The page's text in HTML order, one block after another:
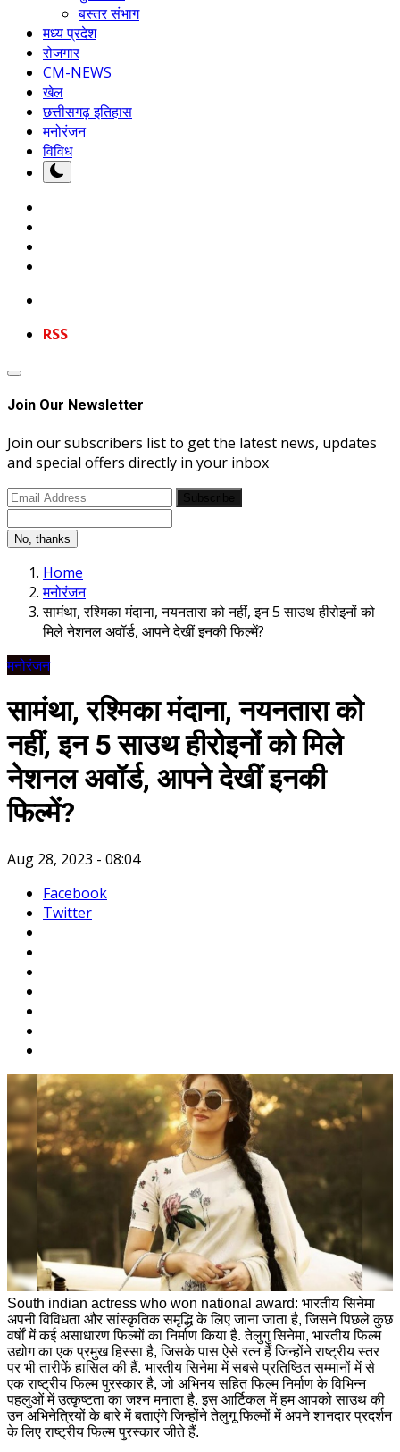
बस्तर संभाग
मध्य प्रदेश
रोजगार
CM-NEWS
खेल
छत्तीसगढ़ इतिहास
मनोरंजन
विविध
RSS
Join Our Newsletter
Join our subscribers list to get the latest news, updates
and special offers directly in your inbox
No, thanks
Home
मनोरंजन
सामंथा, रश्मिका मंदाना, नयनतारा को नहीं, इन 5 साउथ हीरोइनों को
मिले नेशनल अवॉर्ड, आपने देखीं इनकी फिल्में?
मनोरंजन
सामंथा, रश्मिका मंदाना, नयनतारा को
नहीं, इन 5 साउथ हीरोइनों को मिले
नेशनल अवॉर्ड, आपने देखीं इनकी
फिल्में?
Aug 28, 2023 - 08:04
Facebook
Twitter
South indian actress who won national award: भारतीय सिनेमा
अपनी विविधता और सांस्कृतिक समृद्धि के लिए जाना जाता है, जिसने पिछले कुछ
वर्षों में कई असाधारण फिल्मों का निर्माण किया है. तेलुगु सिनेमा, भारतीय फिल्म
उद्योग का एक प्रमुख हिस्सा है, जिसके पास ऐसे रत्न हैं जिन्होंने राष्ट्रीय स्तर
पर भी तारीफें हासिल की हैं. भारतीय सिनेमा में सबसे प्रतिष्ठित सम्मानों में से
एक राष्ट्रीय फिल्म पुरस्कार है, जो अभिनय सहित फिल्म निर्माण के विभिन्न
पहलुओं में उत्कृष्टता का जश्न मनाता है. इस आर्टिकल में हम आपको साउथ की
उन अभिनेत्रियों के बारे में बताएंगे जिन्होंने तेलुगू फिल्मों में अपने शानदार प्रदर्शन
के लिए राष्ट्रीय फिल्म पुरस्कार जीते हैं.